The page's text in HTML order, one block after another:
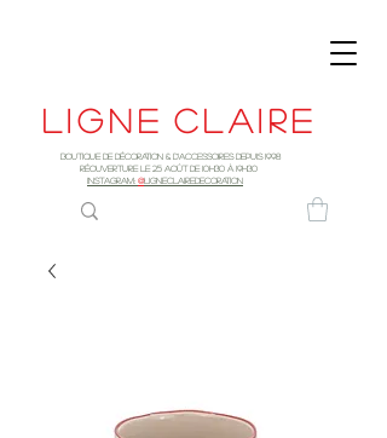
Ligne claire
Boutique de décoration & d'accessoires depuis 1998
RÉOUVERTURE LE 25 AOûT DE 10h30 à 19H30
INSTAGRAM: @LIGNECLAIREDECORATION